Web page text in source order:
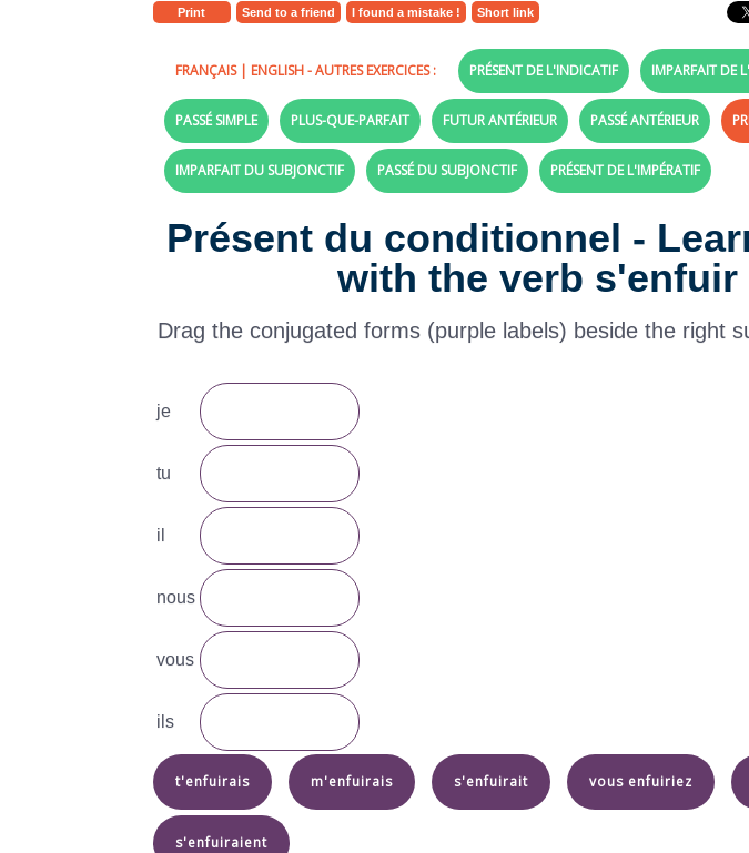
Print Send to a friend I found a mistake ! Short link
FRANÇAIS| ENGLISH- AUTRES EXERCICES : PRÉSENT DE L'INDICATIF IMPARFAIT DE
PASSÉ SIMPLE PLUS-QUE-PARFAIT FUTUR ANTÉRIEUR PASSÉ ANTÉRIEUR
IMPARFAIT DU SUBJONCTIF PASSÉ DU SUBJONCTIF PRÉSENT DE L'IMPÉRATIF
Présent du conditionnel -
with the verb s'enfuir
Drag the conjugated forms (purple labels) beside the right
je
tu
il
nous
vous
ils
t'enfuirais m'enfuirais s'enfuirait vous enfuiriez
s'enfuiraient